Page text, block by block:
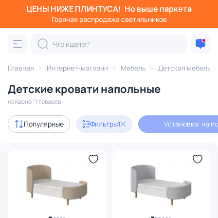
ЦЕНЫ НИЖЕ ПЛИНТУСА! Но выше паркета
Горячая распродажа светильников
Главная Интернет-магазин Мебель Детская мебель
Детские кровати напольные
найдено 11 товаров
Популярные Фильтры1 Установка: на
Фильтры
Категория:
кровати матрасы кроватки
В наличии 4
Цена